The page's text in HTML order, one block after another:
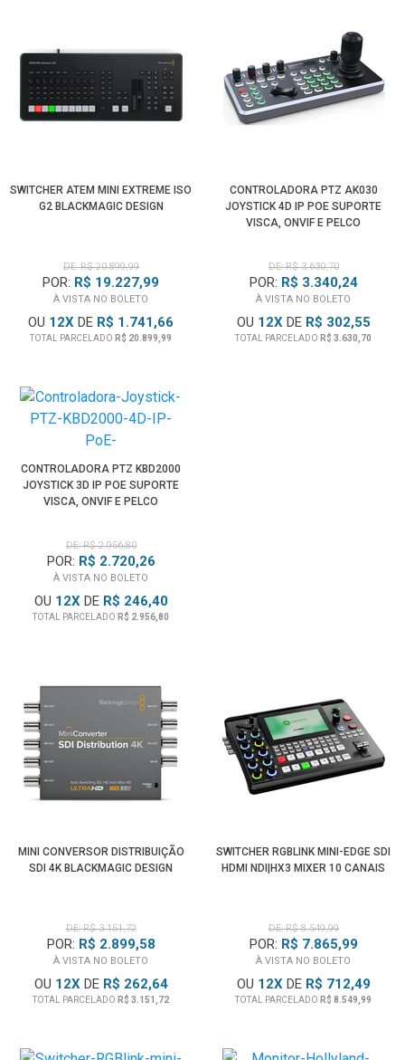
SWITCHER ATEM MINI EXTREME ISO
G2 BLACKMAGIC DESIGN
DE: R$ 20.899,99
POR: R$ 19.227,99
À VISTA NO BOLETO
OU 12X DE R$ 1.741,66
TOTAL PARCELADO R$ 20.899,99
CONTROLADORA PTZ AK030
JOYSTICK 4D IP POE SUPORTE
VISCA, ONVIF E PELCO
DE: R$ 3.630,70
POR: R$ 3.340,24
À VISTA NO BOLETO
OU 12XDE R$ 302,55
TOTAL PARCELADO R$ 3.630,70
CONTROLADORA PTZ KBD2000
JOYSTICK 3D IP POE SUPORTE
VISCA, ONVIF E PELCO
DE: R$ 2.956,80
POR: R$ 2.720,26
À VISTA NO BOLETO
OU 12XDE R$ 246,40
TOTAL PARCELADO R$ 2.956,80
MINI CONVERSOR DISTRIBUIÇÃO
SDI 4K BLACKMAGIC DESIGN
DE: R$ 3.151,72
POR: R$ 2.899,58
À VISTA NO BOLETO
OU 12XDE R$ 262,64
TOTAL PARCELADO R$ 3.151,72
SWITCHER RGBLINK MINI-EDGE SDI
HDMI NDI|HX3 MIXER 10 CANAIS
DE: R$ 8.549,99
POR: R$ 7.865,99
À VISTA NO BOLETO
OU 12XDE R$ 712,49
TOTAL PARCELADO R$ 8.549,99